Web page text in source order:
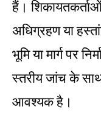
हैं।
अधिग्रहण या
भूमि या मार्ग पर
स्तरीय जांच के
आवश्यक है।